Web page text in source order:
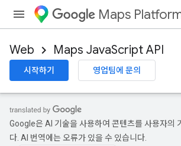
Maps
Web Maps JavaScript API
시작하기 영업팀에 문의
Google은 AI 기술을 사용하여 콘텐츠를 사용자의
다. AI 번역에는 오류가 있을 수 있습니다.